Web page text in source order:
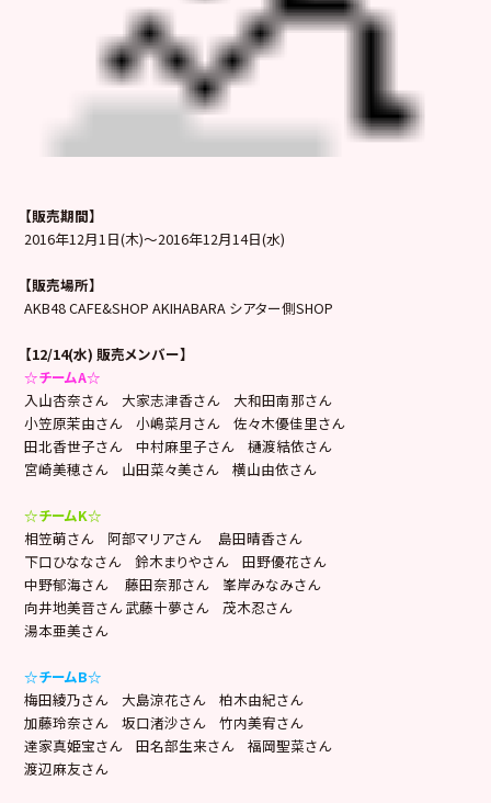
【販売期間】
2016年12月1日(木)～2016年12月14日(水)
【販売場所】
AKB48 CAFE&SHOP AKIHABARA シアター側SHOP
【12/14(水) 販売メンバー】
☆チームA☆
入山杏奈さん 大家志津香さん 大和田南那さん
小笠原茉由さん 小嶋菜月さん 佐々木優佳里さん
田北香世子さん 中村麻里子さん 樋渡結依さん
宮崎美穂さん 山田菜々美さん 横山由依さん
☆チームK☆
相笠萌さん 阿部マリアさん 島田晴香さん
下口ひななさん 鈴木まりやさん 田野優花さん
中野郁海さん 藤田奈那さん 峯岸みなみさん
向井地美音さん 武藤十夢さん 茂木忍さん
湯本亜美さん
☆チームB☆
梅田綾乃さん 大島涼花さん 柏木由紀さん
加藤玲奈さん 坂口渚沙さん 竹内美宥さん
達家真姫宝さん 田名部生来さん 福岡聖菜さん
渡辺麻友さん